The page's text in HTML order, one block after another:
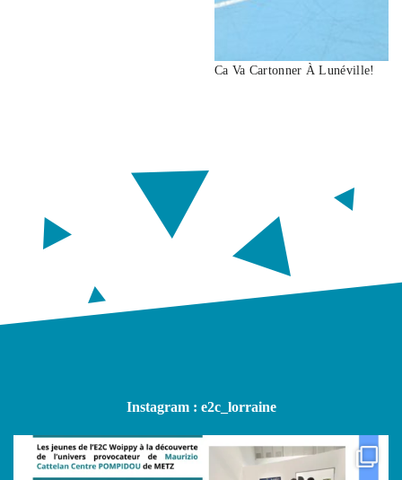
Ca Va Cartonner À Lunéville!
Instagram : e2c_lorraine